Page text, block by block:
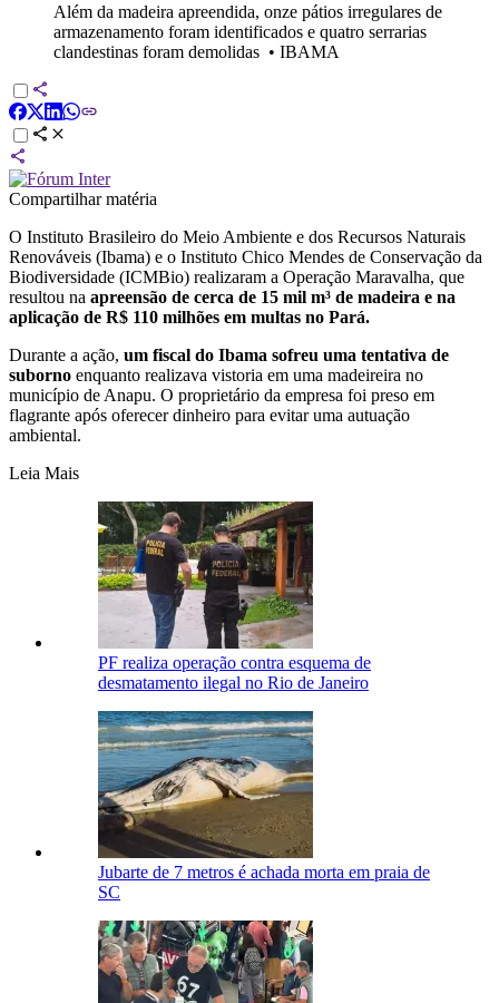
Além da madeira apreendida, onze pátios irregulares de
armazenamento foram identificados e quatro serrarias
clandestinas foram demolidas • IBAMA
Compartilhar matéria
O Instituto Brasileiro do Meio Ambiente e dos Recursos Naturais
Renováveis (Ibama) e o Instituto Chico Mendes de Conservação da
Biodiversidade (ICMBio) realizaram a Operação Maravalha, que
resultou na apreensão de cerca de 15 mil m³ de madeira e na
aplicação de R$ 110 milhões em multas no Pará.
Durante a ação, um fiscal do Ibama sofreu uma tentativa de
suborno enquanto realizava vistoria em uma madeireira no
município de Anapu. O proprietário da empresa foi preso em
flagrante após oferecer dinheiro para evitar uma autuação
ambiental.
Leia Mais
PF realiza operação contra esquema de
desmatamento ilegal no Rio de Janeiro
Jubarte de 7 metros é achada morta em praia de
SC